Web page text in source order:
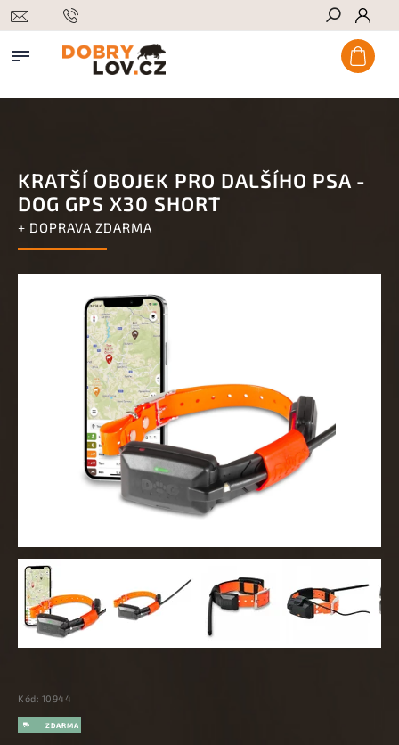
Hledat
KRATŠÍ OBOJEK PRO DALŠÍHO PSA -
DOG GPS X30 SHORT
+ DOPRAVA ZDARMA
Kód: 10944